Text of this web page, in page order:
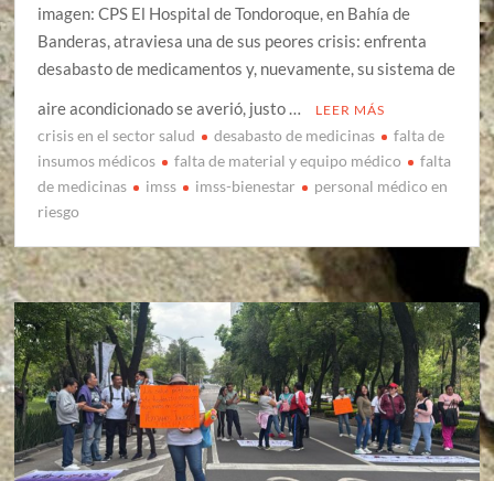
imagen: CPS El Hospital de Tondoroque, en Bahía de
Banderas, atraviesa una de sus peores crisis: enfrenta
desabasto de medicamentos y, nuevamente, su sistema de
aire acondicionado se averió, justo …
LEER MÁS
crisis en el sector salud desabasto de medicinas
falta de
insumos médicos
falta de material y equipo médico
falta
de medicinas
imss imss-bienestar
personal médico en
riesgo